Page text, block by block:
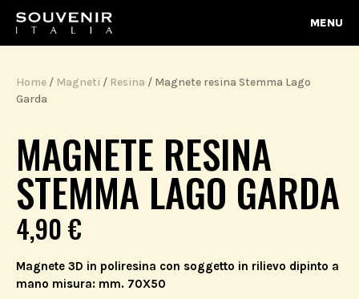
MENU
Home / Magneti / Resina / Magnete resina Stemma Lago
Garda
MAGNETE RESINA
STEMMA LAGO GARDA
4,90€
Magnete 3D in poliresina con soggetto in rilievo dipinto a
mano misura: mm. 70X50